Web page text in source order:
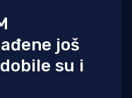
još
su i